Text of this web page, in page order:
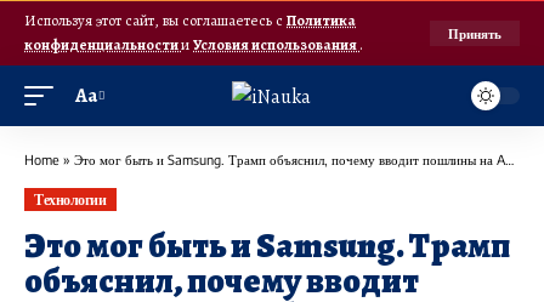
Используя этот сайт, вы соглашаетесь с Политика
конфиденциальностииУсловия использования.
Принять
Аа
Home » Это мог быть и Samsung. Трамп объяснил, почему вводит пошлины на Apple
Технологии
Это мог быть и Samsung. Трамп
объяснил, почему вводит